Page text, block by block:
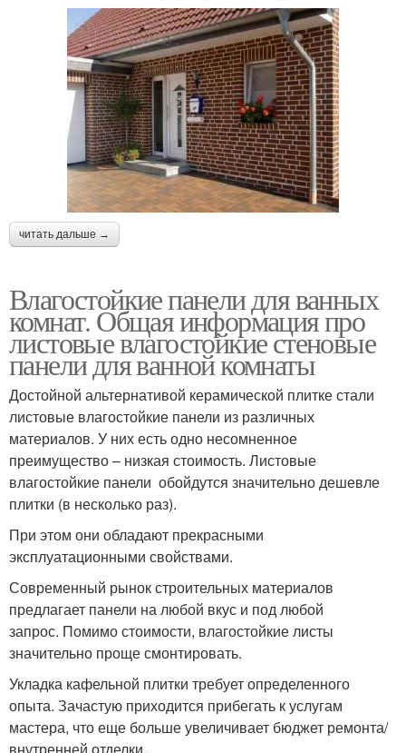
читать дальше →
Влагостойкие панели для ванных
комнат. Общая информация про
листовые влагостойкие стеновые
панели для ванной комнаты
Достойной альтернативой керамической плитке стали
листовые влагостойкие панели из различных
материалов. У них есть одно несомненное
преимущество – низкая стоимость. Листовые
влагостойкие панели обойдутся значительно дешевле
плитки (в несколько раз).
При этом они обладают прекрасными
эксплуатационными свойствами.
Современный рынок строительных материалов
предлагает панели на любой вкус и под любой
запрос. Помимо стоимости, влагостойкие листы
значительно проще смонтировать.
Укладка кафельной плитки требует определенного
опыта. Зачастую приходится прибегать к услугам
мастера, что еще больше увеличивает бюджет ремонта/